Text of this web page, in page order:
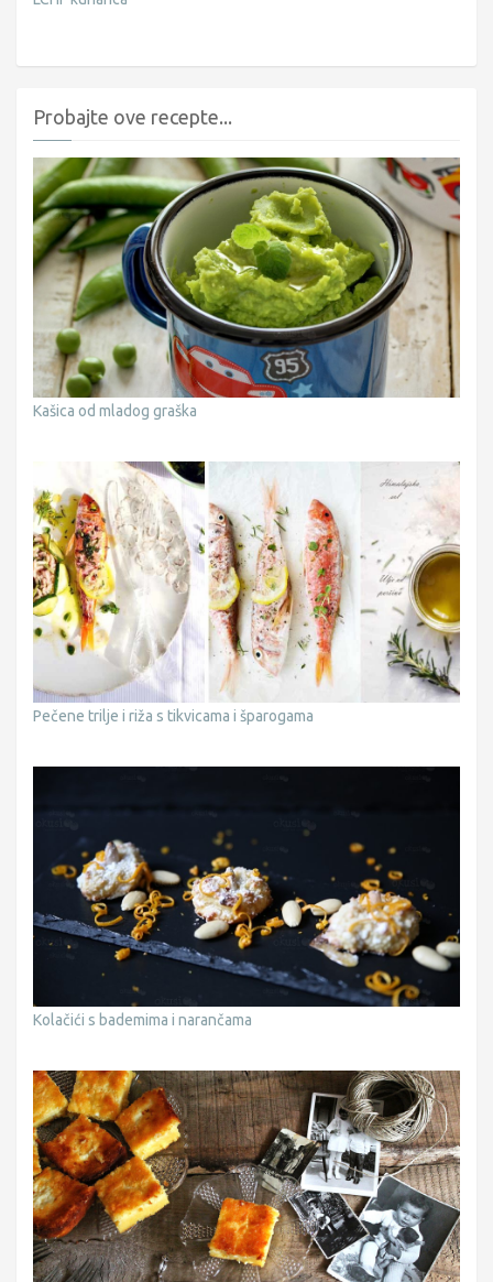
Probajte ove recepte...
Kašica od mladog graška
Pečene trilje i riža s tikvicama i šparogama
Kolačići s bademima i narančama